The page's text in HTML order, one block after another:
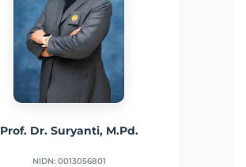
Prof. Dr. Suryanti, M.Pd.
NIDN: 0013056801